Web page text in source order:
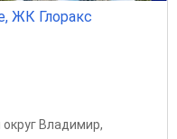
ЖК Глоракс
округ Владимир,